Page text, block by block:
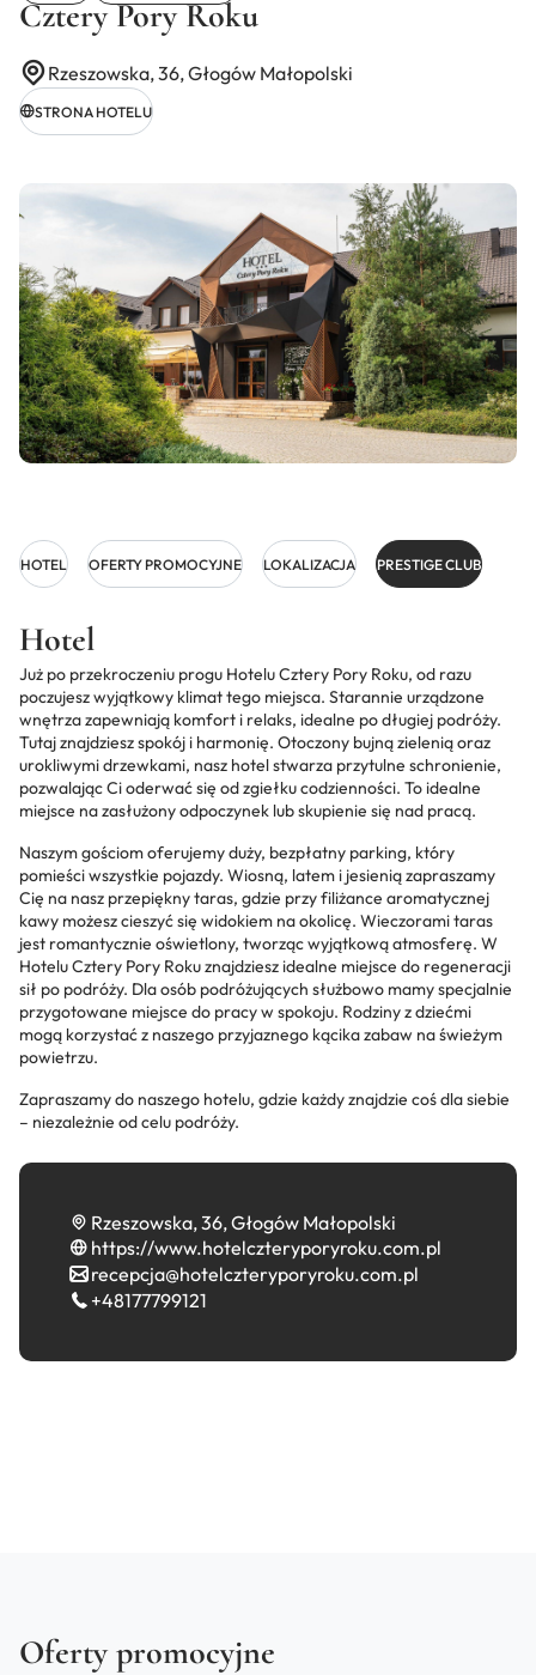
Cztery Pory Roku
Rzeszowska, 36, Głogów Małopolski
STRONA HOTELU
HOTEL OFERTY PROMOCYJNE LOKALIZACJA PRESTIGE CLUB
Hotel
Już po przekroczeniu progu Hotelu Cztery Pory Roku, od razu
poczujesz wyjątkowy klimat tego miejsca. Starannie urządzone
wnętrza zapewniają komfort i relaks, idealne po długiej podróży.
Tutaj znajdziesz spokój i harmonię. Otoczony bujną zielenią oraz
urokliwymi drzewkami, nasz hotel stwarza przytulne schronienie,
pozwalając Ci oderwać się od zgiełku codzienności. To idealne
miejsce na zasłużony odpoczynek lub skupienie się nad pracą.
Naszym gościom oferujemy duży, bezpłatny parking, który
pomieści wszystkie pojazdy. Wiosną, latem i jesienią zapraszamy
Cię na nasz przepiękny taras, gdzie przy filiżance aromatycznej
kawy możesz cieszyć się widokiem na okolicę. Wieczorami taras
jest romantycznie oświetlony, tworząc wyjątkową atmosferę. W
Hotelu Cztery Pory Roku znajdziesz idealne miejsce do regeneracji
sił po podróży. Dla osób podróżujących służbowo mamy specjalnie
przygotowane miejsce do pracy w spokoju. Rodziny z dziećmi
mogą korzystać z naszego przyjaznego kącika zabaw na świeżym
powietrzu.
Zapraszamy do naszego hotelu, gdzie każdy znajdzie coś dla siebie
– niezależnie od celu podróży.
Rzeszowska, 36, Głogów Małopolski
https://www.hotelczteryporyroku.com.pl
recepcja@hotelczteryporyroku.com.pl
+48177799121
Oferty promocyjne